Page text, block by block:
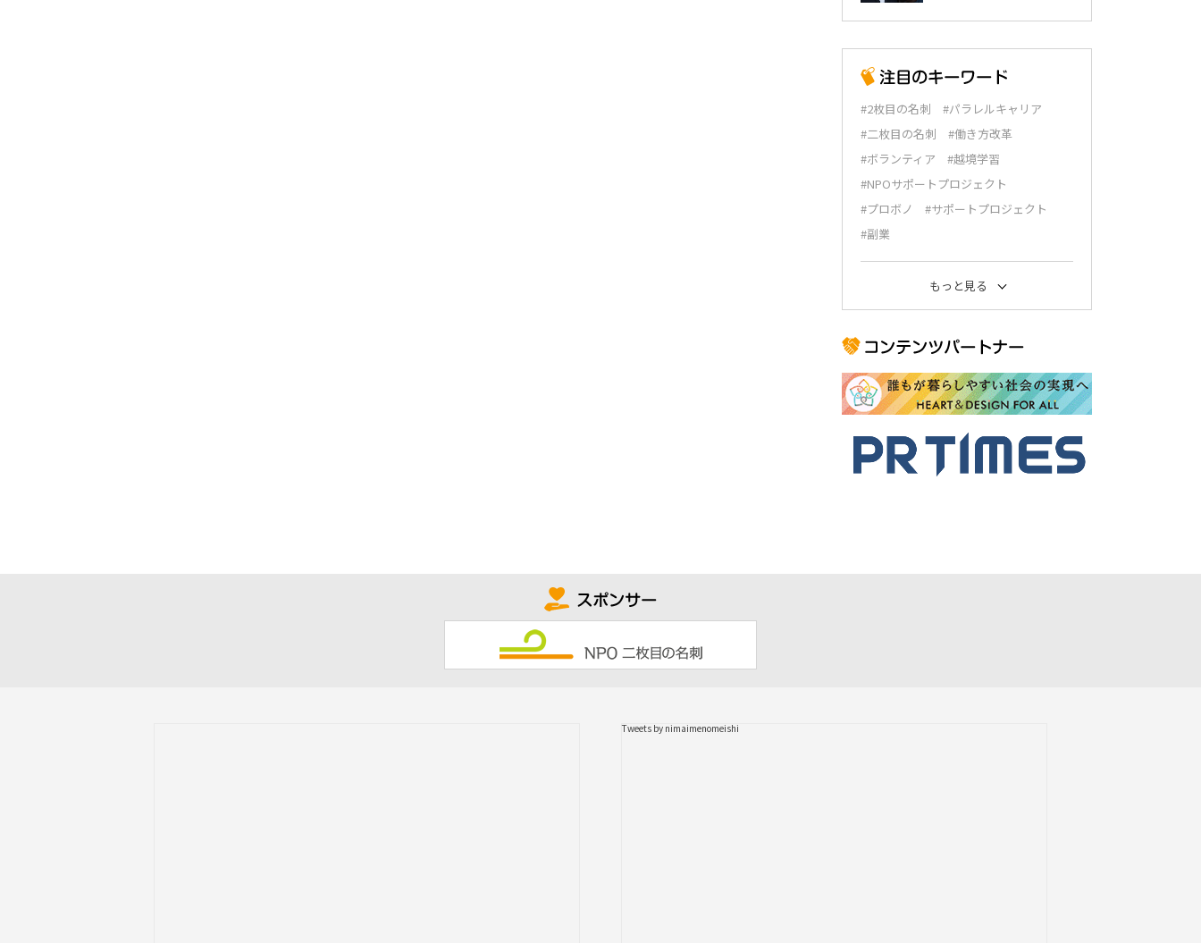
#2枚目の名刺
#パラレルキャリア
#二枚目の名刺
#働き方改革
#ボランティア
#越境学習
#NPOサポートプロジェクト
#プロボノ
#サポートプロジェクト
#副業
もっと見る
Tweets by nimaimenomeishi